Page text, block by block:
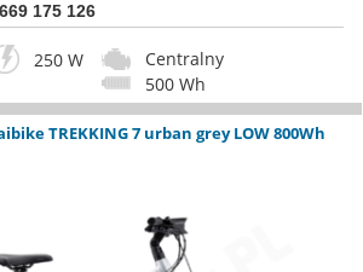
669 175 126
250 W
Centralny
500 Wh
TREKKING 7 urban grey LOW 800Wh